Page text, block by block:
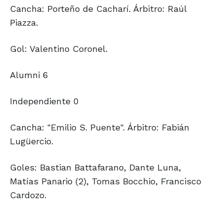
Cancha: Porteño de Cacharí. Árbitro: Raúl
Piazza.
Gol: Valentino Coronel.
Alumni 6
Independiente 0
Cancha: "Emilio S. Puente". Árbitro: Fabián
Lugüercio.
Goles: Bastian Battafarano, Dante Luna,
Matías Panario (2), Tomas Bocchio, Francisco
Cardozo.